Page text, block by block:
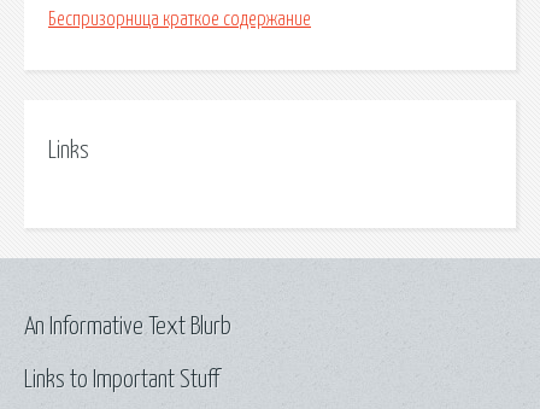
Беспризорница краткое содержание
Links
Links to Important Stuff
An Informative Text Blurb